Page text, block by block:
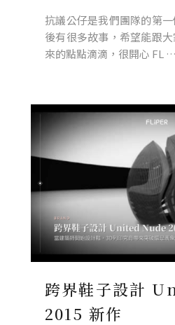
抗議公仔是我們團隊的第
後有很多故事，希望能跟
來的點點滴滴，很開心 FL
跨界鞋子設計
2015 新作